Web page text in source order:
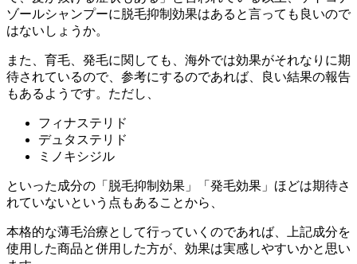
ゾールシャンプーに脱毛抑制効果はある と言っても良いので
はないしょうか。
また、育毛、発毛に関しても、海外では効果がそれなりに期
待されているので、参考にするのであれば、良い結果の報告
もあるようです。ただし、
フィナステリド
デュタステリド
ミノキシジル
といった成分の「脱毛抑制効果」「発毛効果」ほどは期待さ
れていないという点もあることから、
本格的な薄毛治療として行っていくのであれば、
上記成分を
使用した商品と併用した方が、効果は実感しやすいかと思い